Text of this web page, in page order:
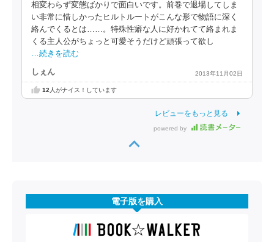
相変わらず変態ばかりで面白いです。前巻で退場してしま
い非常に惜しかったヒルトルートがこんな形で物語に深く
絡んでくるとは……。特殊性癖な人に好かれてて絡まれま
くる主人公がちょっと可愛そうだけど頑張って欲し
…続きを読む
しぇん 2013年11月02日
12 人がナイス！しています
レビューをもっと見る
powered by
電子版を購入